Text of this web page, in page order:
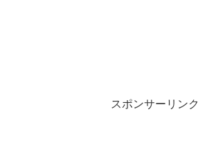
スポンサーリンク